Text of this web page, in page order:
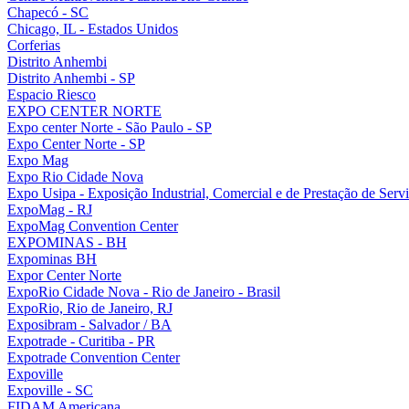
Chapecó - SC
Chicago, IL - Estados Unidos
Corferias
Distrito Anhembi
Distrito Anhembi - SP
Espacio Riesco
EXPO CENTER NORTE
Expo center Norte - São Paulo - SP
Expo Center Norte - SP
Expo Mag
Expo Rio Cidade Nova
Expo Usipa - Exposição Industrial, Comercial e de Prestação de
ExpoMag - RJ
ExpoMag Convention Center
EXPOMINAS - BH
Expominas BH
Expor Center Norte
ExpoRio Cidade Nova - Rio de Janeiro - Brasil
ExpoRio, Rio de Janeiro, RJ
Exposibram - Salvador / BA
Expotrade - Curitiba - PR
Expotrade Convention Center
Expoville
Expoville - SC